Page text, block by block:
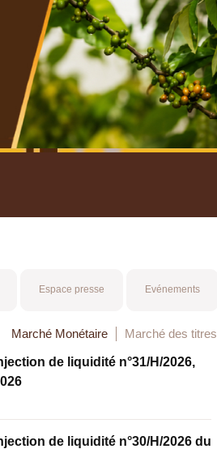
Espace presse Evénements
Marché Monétaire Marché des titres
de liquidité n°31/H/2026,
de liquidité n°30/H/2026 du